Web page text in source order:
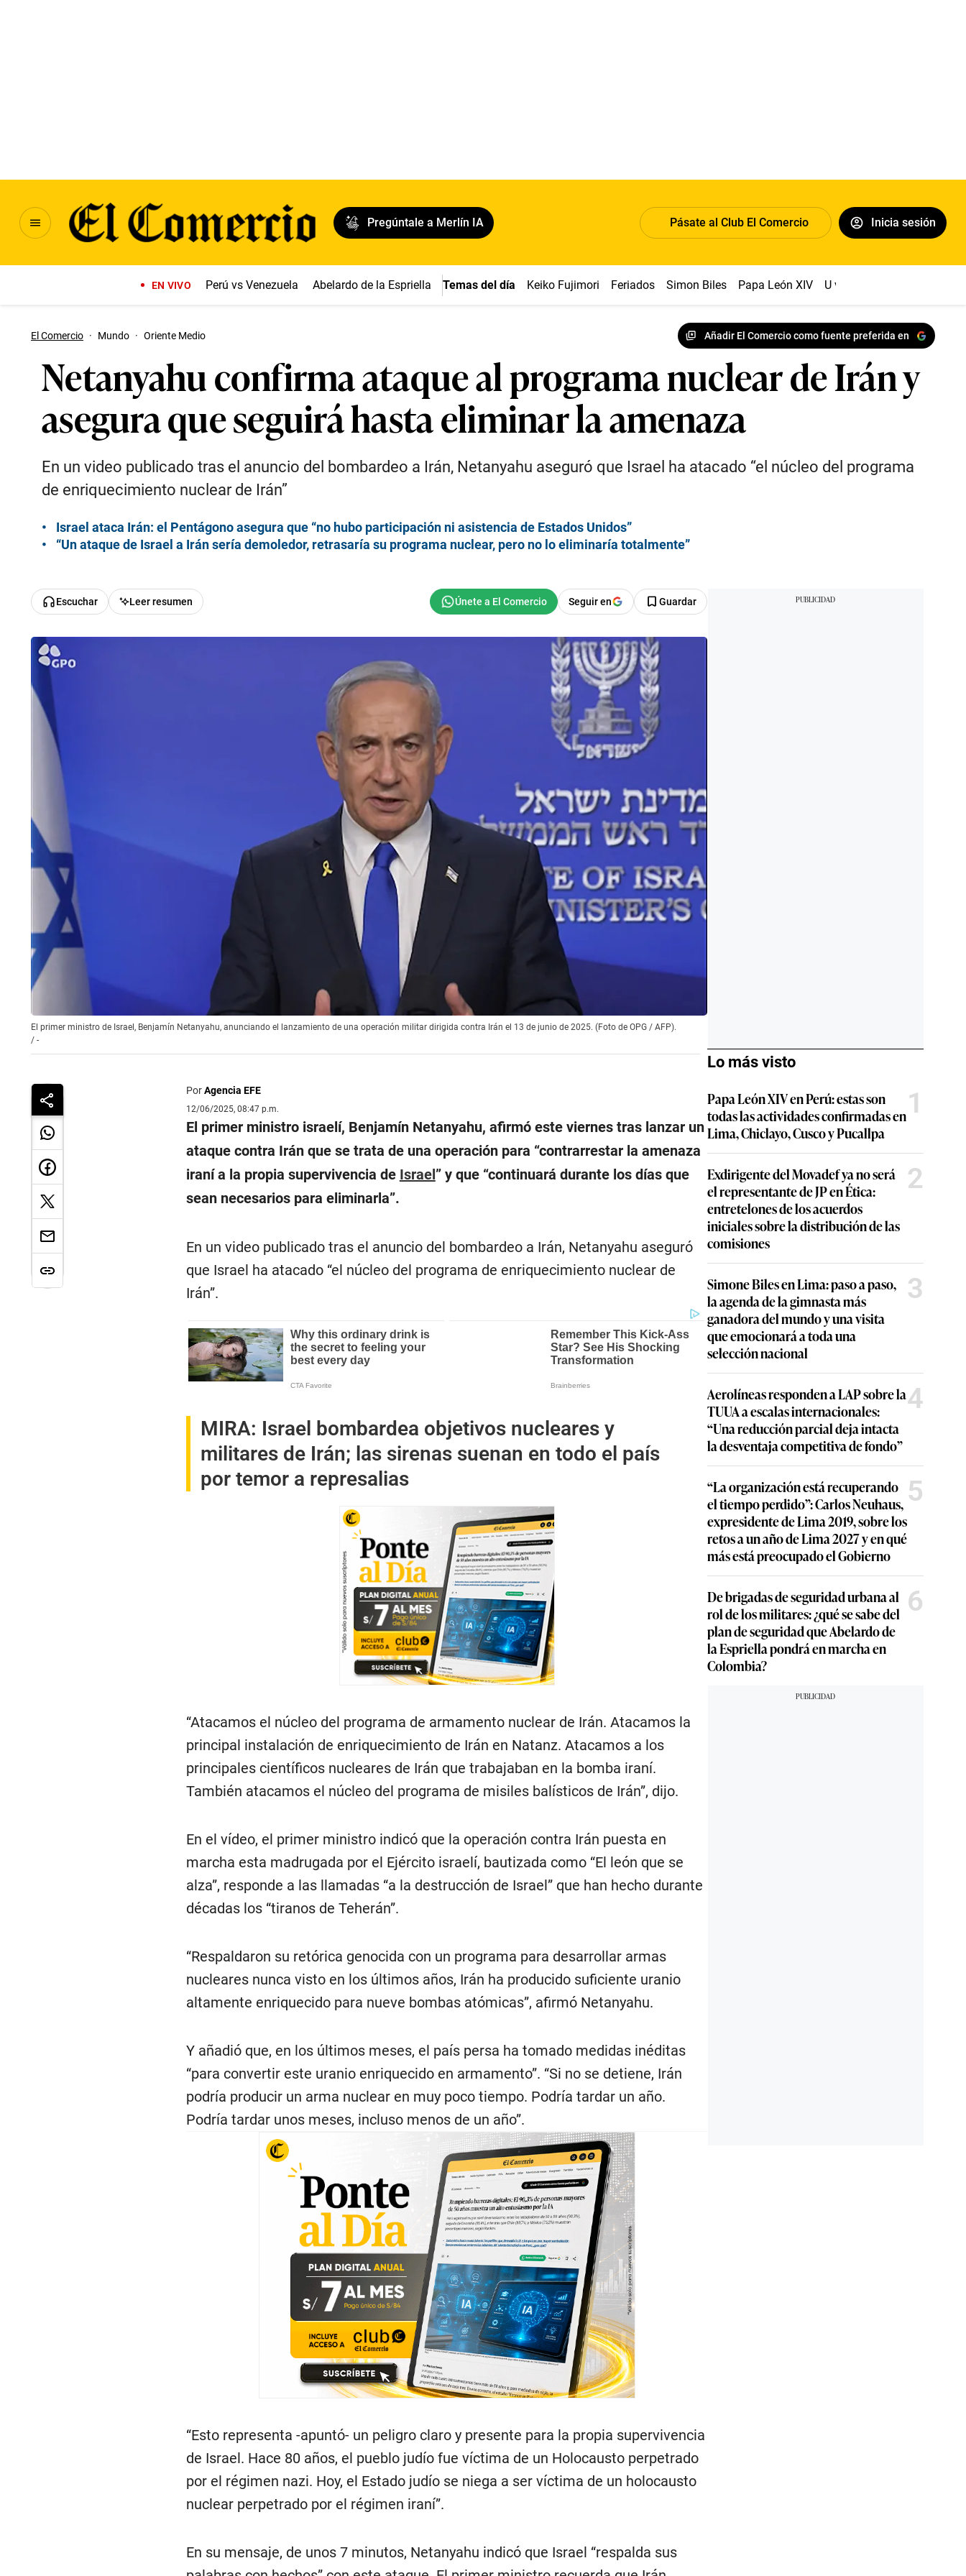
Pregúntale a Merlín IA Pásate al Club El Comercio Inicia sesión
EN VIVO Perú vs Venezuela Abelardo de la Espriella Temas del día Keiko Fujimori Feriados Simon Biles Papa León XIV U vs Cristal
El Comercio · Mundo · Oriente Medio Añadir El Comercio como fuente preferida en
Netanyahu confirma ataque al programa nuclear de Irán y
asegura que seguirá hasta eliminar la amenaza
En un video publicado tras el anuncio del bombardeo a Irán, Netanyahu aseguró que Israel ha atacado “el núcleo del programa
de enriquecimiento nuclear de Irán”
Israel ataca Irán: el Pentágono asegura que “no hubo participación ni asistencia de Estados Unidos”
“Un ataque de Israel a Irán sería demoledor, retrasaría su programa nuclear, pero no lo eliminaría totalmente”
Escuchar Leer resumen Seguir en Guardar
El primer ministro de Israel, Benjamín Netanyahu, anunciando el lanzamiento de una operación militar dirigida contra Irán el 13 de junio de 2025. (Foto de OPG / AFP).
/ -
PorAgencia EFE
12/06/2025, 08:47 p.m.
El primer ministro israelí, Benjamín Netanyahu, afirmó este viernes tras lanzar un
ataque contra Irán que se trata de una operación para “contrarrestar la amenaza
iraní a la propia supervivencia de Israel” y que “continuará durante los días que
sean necesarios para eliminarla”.
En un video publicado tras el anuncio del bombardeo a Irán, Netanyahu aseguró
que Israel ha atacado “el núcleo del programa de enriquecimiento nuclear de
Irán”.
MIRA: Israel bombardea objetivos nucleares y
militares de Irán; las sirenas suenan en todo el país
por temor a represalias
“Atacamos el núcleo del programa de armamento nuclear de Irán. Atacamos la
principal instalación de enriquecimiento de Irán en Natanz. Atacamos a los
principales científicos nucleares de Irán que trabajaban en la bomba iraní.
También atacamos el núcleo del programa de misiles balísticos de Irán”, dijo.
En el vídeo, el primer ministro indicó que la operación contra Irán puesta en
marcha esta madrugada por el Ejército israelí, bautizada como “El león que se
alza”, responde a las llamadas “a la destrucción de Israel” que han hecho durante
décadas los “tiranos de Teherán”.
“Respaldaron su retórica genocida con un programa para desarrollar armas
nucleares nunca visto en los últimos años, Irán ha producido suficiente uranio
altamente enriquecido para nueve bombas atómicas”, afirmó Netanyahu.
Y añadió que, en los últimos meses, el país persa ha tomado medidas inéditas
“para convertir este uranio enriquecido en armamento”. “Si no se detiene, Irán
podría producir un arma nuclear en muy poco tiempo. Podría tardar un año.
Podría tardar unos meses, incluso menos de un año”.
“Esto representa -apuntó- un peligro claro y presente para la propia supervivencia
de Israel. Hace 80 años, el pueblo judío fue víctima de un Holocausto perpetrado
por el régimen nazi. Hoy, el Estado judío se niega a ser víctima de un holocausto
nuclear perpetrado por el régimen iraní”.
En su mensaje, de unos 7 minutos, Netanyahu indicó que Israel “respalda sus
Lo más visto
Papa León XIV en Perú: estas son
todas las actividades confirmadas en
Lima, Chiclayo, Cusco y Pucallpa
1
Exdirigente del Movadef ya no será
el representante de JP en Ética:
entretelones de los acuerdos
iniciales sobre la distribución de las
comisiones
2
Simone Biles en Lima: paso a paso,
la agenda de la gimnasta más
ganadora del mundo y una visita
que emocionará a toda una
selección nacional
3
Aerolíneas responden a LAP sobre la
TUUA a escalas internacionales:
“Una reducción parcial deja intacta
la desventaja competitiva de fondo”
4
“La organización está recuperando
el tiempo perdido”: Carlos Neuhaus,
expresidente de Lima 2019, sobre los
retos a un año de Lima 2027 y en qué
más está preocupado el Gobierno
5
De brigadas de seguridad urbana al
rol de los militares: ¿qué se sabe del
plan de seguridad que Abelardo de
la Espriella pondrá en marcha en
Colombia?
6